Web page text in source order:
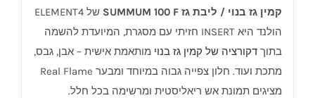
קמין גז בנוי / ליבת גז SUMMUM 100 F
של ELEMENT4
הולנד היא INSERT חזיתי עם מסגרת, המיועדת להשמה
בתוך דקורציה של קמין גז בנוי מותאמת אישית – אבן, גבס,
מתכת ועוד. חלון צפייה גבוה במיוחד ומבער Real Flame
מציגים תמונת אש ריאליסטית ומרשימה בכל חלל.